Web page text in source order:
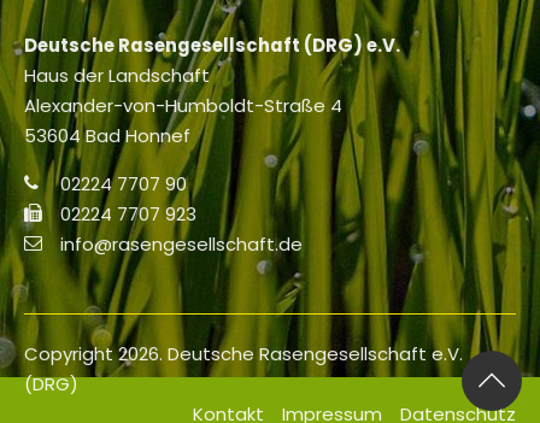
Deutsche Rasengesellschaft (DRG) e.V.
Haus der Landschaft
Alexander-von-Humboldt-Straße 4
53604 Bad Honnef
02224 7707 90
02224 7707 923
info@rasengesellschaft.de
Copyright 2026. Deutsche Rasengesellschaft e.V.
(DRG)
Kontakt
Impressum Datenschutz